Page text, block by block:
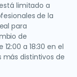
limitado a
de la
para
de
a 18:30 en el
más distintivos de